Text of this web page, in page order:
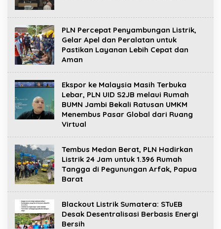
PLN Percepat Penyambungan Listrik,
Gelar Apel dan Peralatan untuk
Pastikan Layanan Lebih Cepat dan
Aman
Ekspor ke Malaysia Masih Terbuka
Lebar, PLN UID S2JB melaui Rumah
BUMN Jambi Bekali Ratusan UMKM
Menembus Pasar Global dari Ruang
Virtual
Tembus Medan Berat, PLN Hadirkan
Listrik 24 Jam untuk 1.396 Rumah
Tangga di Pegunungan Arfak, Papua
Barat
Blackout Listrik Sumatera: STuEB
Desak Desentralisasi Berbasis Energi
Bersih